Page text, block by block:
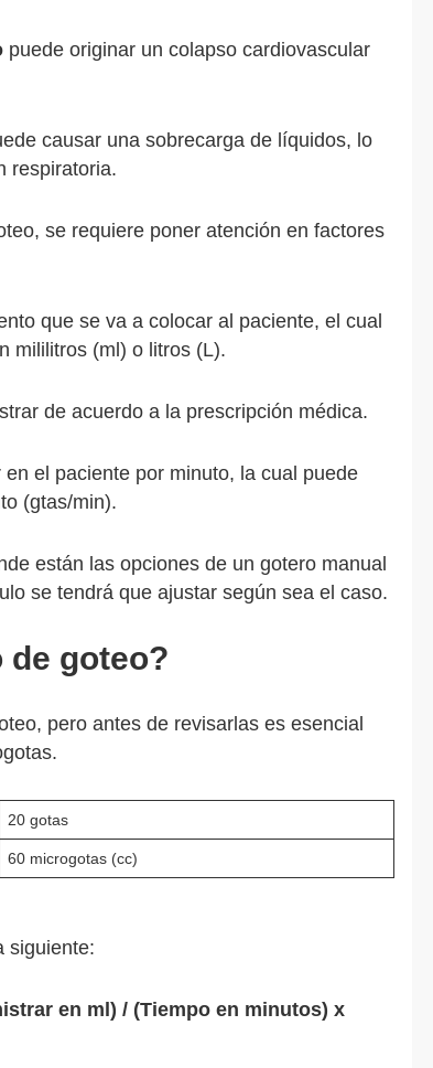
puede originar un colapso cardiovascular
causar una sobrecarga de líquidos, lo
respiratoria.
se requiere poner atención en factores
que se va a colocar al paciente, el cual
mililitros (ml) o litros (L).
de acuerdo a la prescripción médica.
el paciente por minuto, la cual puede
(gtas/min).
están las opciones de un gotero manual
se tendrá que ajustar según sea el caso.
de goteo?
pero antes de revisarlas es esencial
20 gotas
60 microgotas (cc)
siguiente:
en ml) / (Tiempo en minutos) x